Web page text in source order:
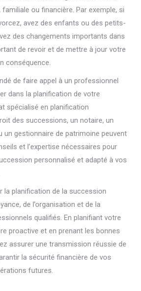
ou financière. Par exemple, si
avez des enfants ou des petits-
des changements importants dans
de revoir et de mettre à jour votre
conséquence.
de faire appel à un professionnel
dans la planification de votre
spécialisé en planification
des successions, un notaire, un
un gestionnaire de patrimoine peuvent
et l’expertise nécessaires pour
personnalisé et adapté à vos
la planification de la succession
de l’organisation et de la
qualifiés. En planifiant votre
proactive et en prenant les bonnes
assurer une transmission réussie de
la sécurité financière de vos
futures.